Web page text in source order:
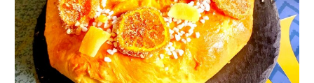
tomates
confites